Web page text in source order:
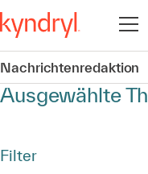
Nachrichtenredaktion
Ausgewählte
Filter